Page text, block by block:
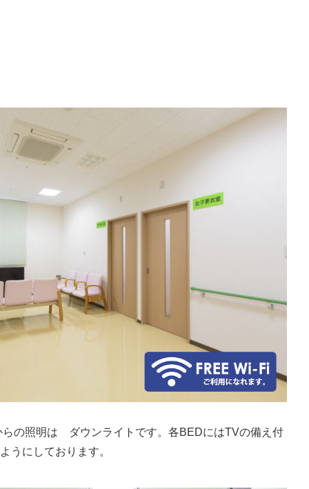
らの照明は ダウンライトです。各BEDにはTVの備え付
うにしております。